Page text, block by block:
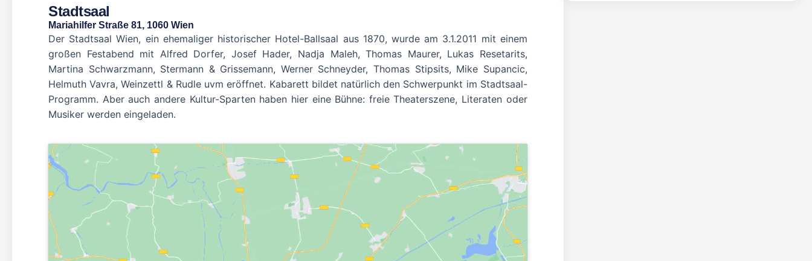
Stadtsaal
Mariahilfer Straße 81, 1060 Wien
Der Stadtsaal Wien, ein ehemaliger historischer Hotel-Ballsaal aus 1870, wurde am 3.1.2011 mit einem
großen Festabend mit Alfred Dorfer, Josef Hader, Nadja Maleh, Thomas Maurer, Lukas Resetarits,
Martina Schwarzmann, Stermann & Grissemann, Werner Schneyder, Thomas Stipsits, Mike Supancic,
Helmuth Vavra, Weinzettl & Rudle uvm eröffnet. Kabarett bildet natürlich den Schwerpunkt im Stadtsaal-
Programm. Aber auch andere Kultur-Sparten haben hier eine Bühne: freie Theaterszene, Literaten oder
Musiker werden eingeladen.